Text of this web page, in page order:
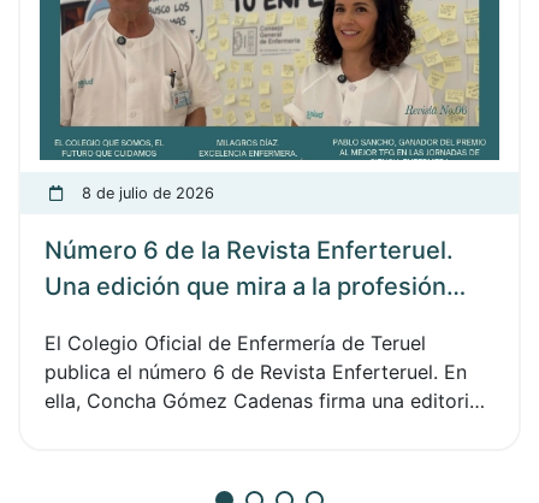
8 de julio de 2026
Número 6 de la Revista Enferteruel.
Una edición que mira a la profesión
compromiso y el orgullo de pertenecer
a una comunidad enfermera
El Colegio Oficial de Enfermería de Teruel
publica el número 6 de Revista Enferteruel. En
ella, Concha Gómez Cadenas firma una editorial
sobre todo lo construido durante estos años al